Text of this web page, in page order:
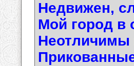
Недвижен,
Мой город в
Неотличимы